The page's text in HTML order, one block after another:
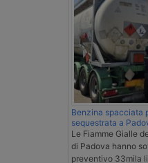
Benzina spacciata
sequestrata a
Le Fiamme Gialle
di Padova hanno
preventivo 33mila